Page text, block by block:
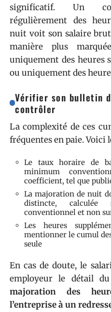
significatif. Un
régulièrement des
nuit voit son salaire
manière plus
uniquement des heures
ou uniquement des
Vérifier son bulletin
contrôler
La complexité de ces
fréquentes en paie. Voici
Le taux horaire de
minimum
coefficient, tel que
La majoration de nuit
distincte,
conventionnel et non
Les heures
mentionner le cumul
seule
En cas de doute, le
employeur le détail
majoration des
l’entreprise à un